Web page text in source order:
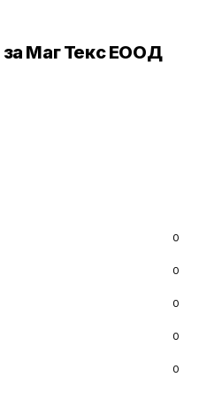
Маг Текс ЕООД
0
0
0
0
0